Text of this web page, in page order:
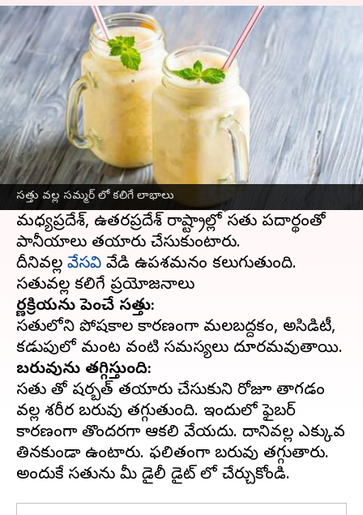
సత్తు వల్ల సమ్మర్ లో కలిగే లాభాలు
వేసవి వేడి తగలకుండా ఉండాలంటే
సత్తుపిండి ఆహారాలు తినాల్సిందే
వ్రాసిన వారు Sriram Pranateja Mar 28, 2023 03:23 pm
ఈ వార్తాకథనం ఏంటి
సత్తులో ప్రోటీన్, ఫైబర్, పొటాషియం అధికంగా
ఉంటాయి. కాల్చిన శనగ పప్పును గ్రైండర్ రుబ్బడం
వల్ల సత్తు తయారవుతుంది. రాజస్థాన్, బీహార్,
మధ్యప్రదేశ్, ఉత్తరప్రదేశ్ రాష్ట్రాల్లో సత్తు పదార్థంతో
పానీయాలు తయారు చేసుకుంటారు.
దీనివల్ల వేసవి వేడి ఉపశమనం కలుగుతుంది.
జీర్ణక్రియను పెంచే సత్తు:
సత్తులోని పోషకాల కారణంగా మలబద్దకం, అసిడిటీ,
బరువును తగ్గిస్తుంది:
సత్తు తో షర్బత్ తయారు చేసుకుని రోజూ తాగడం
వల్ల శరీర బరువు తగ్గుతుంది. ఇందులో ఫైబర్
కారణంగా తొందరగా ఆకలి వేయదు. దానివల్ల ఎక్కువ
తినకుండా ఉంటారు. ఫలితంగా బరువు తగ్గుతారు.